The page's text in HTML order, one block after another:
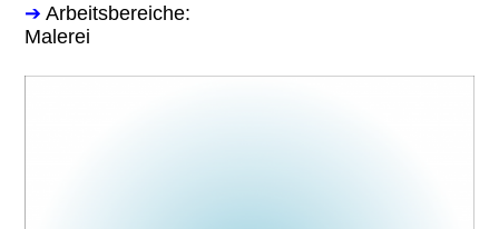
➔ Arbeitsbereiche:
Malerei